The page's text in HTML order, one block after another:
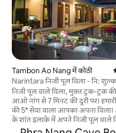
Tambon Ao Nang में कोठी
Narintara निजी पूल विला - नि:
(V6)
निजी पूल वाले विला, मुफ़्त टुक-टुक
आओ नांग से 7 मिनट की दूरी पर।
की 5* सेवा वाला आपका अपना विला। आओ नांग
के शांत इलाके में अपने निजी पूल वाले
आराम फ़रमाएँ, जो हमारी मुफ़्त टुक-